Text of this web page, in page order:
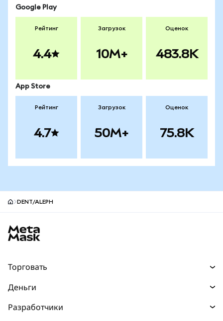
Google Play
Рейтинг
4.4
Загрузок
10M+
Оценок
483.8K
App Store
Рейтинг
4.7
Загрузок
50M+
Оценок
75.8K
DENT/ALEPH
Торговать
Прогнозы
Деньги
Разработчики